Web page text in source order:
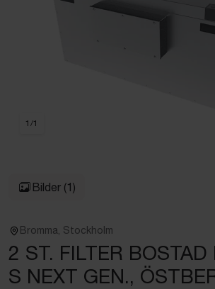
1 /1
Bilder (1)
Bromma, Stockholm
2 ST. FILTER
S NEXT GEN.,